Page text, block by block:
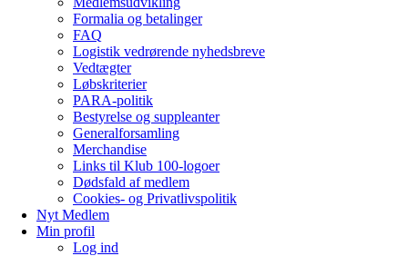
Formalia og betalinger
FAQ
Logistik vedrørende nyhedsbreve
Vedtægter
Løbskriterier
PARA-politik
Bestyrelse og suppleanter
Generalforsamling
Merchandise
Links til Klub 100-logoer
Dødsfald af medlem
Cookies- og Privatlivspolitik
Nyt Medlem
Min profil
Log ind